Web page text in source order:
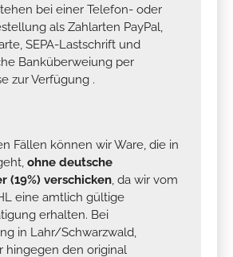
bei einer Telefon- oder
als Zahlarten PayPal,
SEPA-Lastschrift und
Banküberweiung per
zur Verfügung .
Fällen können wir Ware, die in
ohne deutsche
(19%) verschicken, da wir vom
eine amtlich gültige
erhalten. Bei
in Lahr/Schwarzwald,
hingegen den original